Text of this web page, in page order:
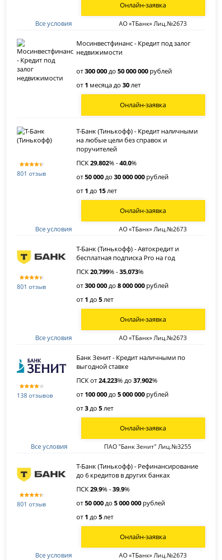
Все условия АО «ТБанк» Лиц.№2673
Онлайн-заявка
Мосинвестфинанс - Кредит под залог
недвижимости
от300 000до50 000 000 рублей
от 1 месяца до30лет
Онлайн-заявка
801 отзыв
Т-Банк (Тинькофф) - Кредит наличными
на любые цели без справок и
поручителей
ПСК29,802% -40,0%
от50 000до30 000 000 рублей
от 1 до 15лет
Все условия АО «ТБанк» Лиц.№2673
Онлайн-заявка
801 отзыв
Т-Банк (Тинькофф) - Автокредит и
бесплатная подписка Pro на год
ПСК20,799% -35,073%
от300 000до8 000 000 рублей
от 1 до5лет
Все условия АО «ТБанк» Лиц.№2673
Онлайн-заявка
138 отзывов
Банк Зенит - Кредит наличными по
выгодной ставке
ПСК от24,223% до37,902%
от 100 000до5 000 000 рублей
от3до5лет
Все условия ПАО "Банк Зенит" Лиц.№3255
Онлайн-заявка
801 отзыв
Т-Банк (Тинькофф) - Рефинансирование
до 6 кредитов в других банках
ПСК29,9% -39,9%
от50 000до5 000 000 рублей
от 1 до5лет
Все условия АО «ТБанк» Лиц.№2673
Онлайн-заявка